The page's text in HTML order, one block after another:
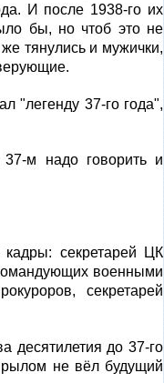
И после 1938-го их
бы, но чтоб это не
тянулись и мужички,
"легенду 37-го года",
м надо говорить и
секретарей ЦК
военными
секретарей
десятилетия до 37-го
рылом не вёл будущий